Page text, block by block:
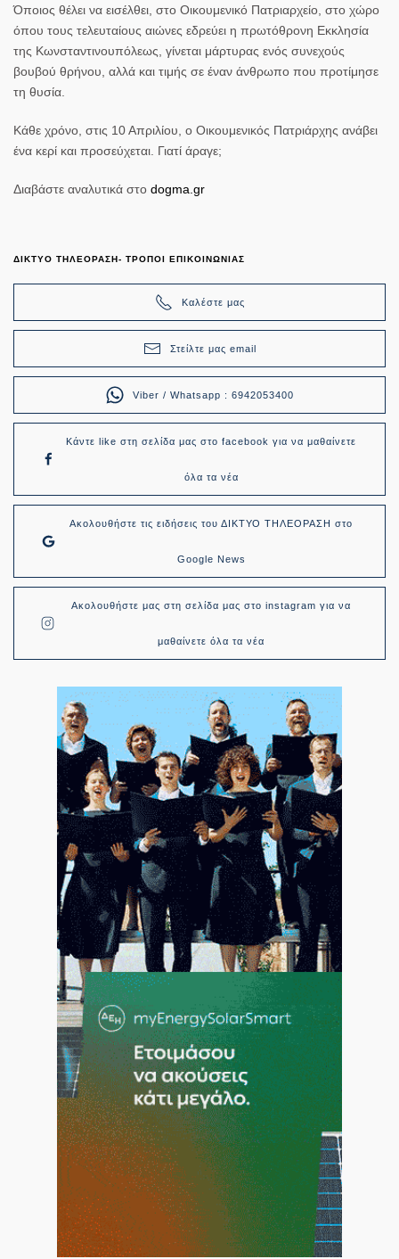
Όποιος θέλει να εισέλθει, στο Οικουμενικό Πατριαρχείο, στο χώρο
όπου τους τελευταίους αιώνες εδρεύει η πρωτόθρονη Εκκλησία
της Κωνσταντινουπόλεως, γίνεται μάρτυρας ενός συνεχούς
βουβού θρήνου, αλλά και τιμής σε έναν άνθρωπο που προτίμησε
τη θυσία.
Κάθε χρόνο, στις 10 Απριλίου, ο Οικουμενικός Πατριάρχης ανάβει
ένα κερί και προσεύχεται. Γιατί άραγε;
Διαβάστε αναλυτικά στο dogma.gr
ΔΙΚΤΥΟ ΤΗΛΕΟΡΑΣΗ- ΤΡΟΠΟΙ ΕΠΙΚΟΙΝΩΝΙΑΣ
Καλέστε μας
Στείλτε μας email
Viber / Whatsapp : 6942053400
Κάντε like στη σελίδα μας στο facebook για να μαθαίνετε
όλα τα νέα
Ακολουθήστε τις ειδήσεις του ΔΙΚΤΥΟ ΤΗΛΕΟΡΑΣΗ στο
Google News
Ακολουθήστε μας στη σελίδα μας στο instagram για να
μαθαίνετε όλα τα νέα